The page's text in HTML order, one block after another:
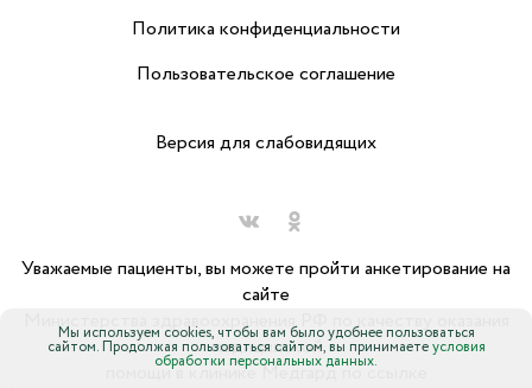
Политика конфиденциальности
Пользовательское соглашение
Версия для слабовидящих
Уважаемые пациенты, вы можете пройти анкетирование на
сайте
Министерства здравоохранения РФ по качеству оказания
медицинской
помощи в клинике Медгард по ссылке
Мы используем cookies, чтобы вам было удобнее пользоваться
сайтом. Продолжая пользоваться сайтом, вы принимаетеусловия
обработки персональных данных.